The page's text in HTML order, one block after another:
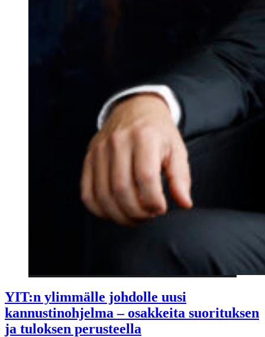
YIT:n ylimmälle johdolle uusi
kannustinohjelma – osakkeita suorituksen
ja tuloksen perusteella